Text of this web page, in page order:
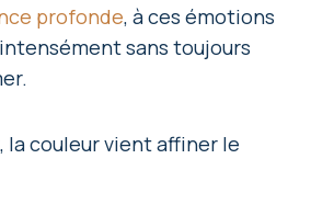
profonde, à ces émotions
sans toujours
la couleur vient affiner le